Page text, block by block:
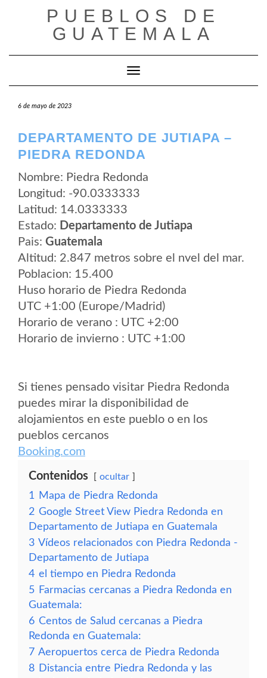
PUEBLOS DE
GUATEMALA
Cambiar modo de navegación
6 de mayo de 2023
DEPARTAMENTO DE JUTIAPA –
PIEDRA REDONDA
Nombre: Piedra Redonda
Longitud: -90.0333333
Latitud: 14.0333333
Estado: Departamento de Jutiapa
Pais: Guatemala
Altitud: 2.847 metros sobre el nvel del mar.
Poblacion: 15.400
Huso horario de Piedra Redonda
UTC +1:00 (Europe/Madrid)
Horario de verano : UTC +2:00
Horario de invierno : UTC +1:00
Si tienes pensado visitar Piedra Redonda
puedes mirar la disponibilidad de
alojamientos en este pueblo o en los
pueblos cercanos
Booking.com
Contenidos ocultar
1
Mapa de Piedra Redonda
2 Google Street View Piedra Redonda en
Departamento de Jutiapa en Guatemala
3 Vídeos relacionados con Piedra Redonda -
Departamento de Jutiapa
4 el tiempo en Piedra Redonda
5 Farmacias cercanas a Piedra Redonda en
Guatemala:
6 Centos de Salud cercanas a Piedra
Redonda en Guatemala:
7 Aeropuertos cerca de Piedra Redonda
8 Distancia entre Piedra Redonda y las